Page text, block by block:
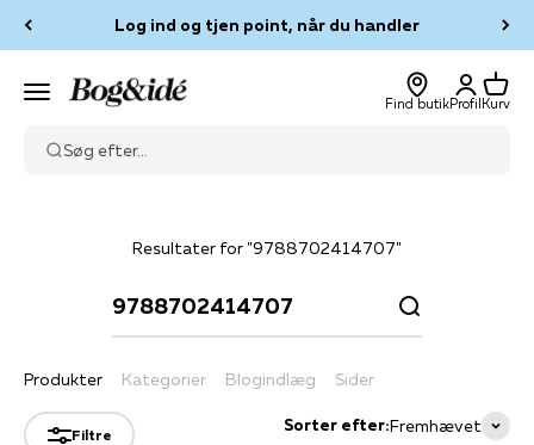
Log ind og tjen point, når du handler
Menu Bog & idé
Find butik
Log ind
Profil
Kurv
Kurv
Søg efter...
Resultater for "9788702414707"
Produkter
Filtre Sorter efter:Fremhævet
Kategorier Blogindlæg Sider